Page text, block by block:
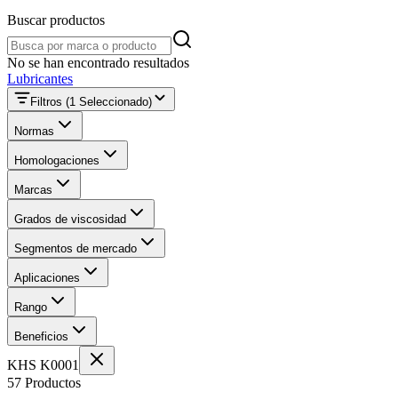
Buscar productos
Buscar productos
No se han encontrado resultados
Lubricantes
Filtros (1 Seleccionado)
Normas
Homologaciones
Marcas
Grados de viscosidad
Segmentos de mercado
Aplicaciones
Rango
Beneficios
KHS K0001
57 Productos